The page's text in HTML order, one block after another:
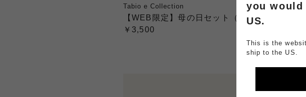
Tabio e Collection
【WEB限定】母の日セット（ガーベラ）
￥3,500
you
US.
This is the
ship to the US.